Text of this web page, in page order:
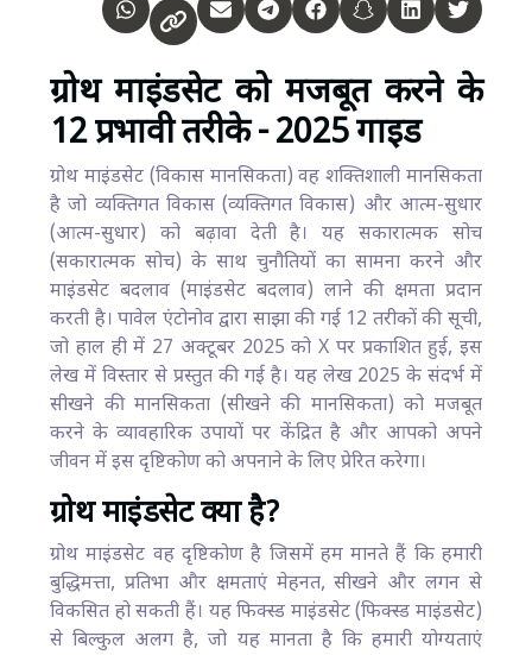
ग्रोथ माइंडसेट को मजबूत करने के
12 प्रभावी तरीके - 2025 गाइड
ग्रोथ माइंडसेट (विकास मानसिकता) वह शक्तिशाली मानसिकता
है जो व्यक्तिगत विकास (व्यक्तिगत विकास) और आत्म-सुधार
(आत्म-सुधार) को बढ़ावा देती है। यह सकारात्मक सोच
(सकारात्मक सोच) के साथ चुनौतियों का सामना करने और
माइंडसेट बदलाव (माइंडसेट बदलाव) लाने की क्षमता प्रदान
करती है। पावेल एंटोनोव द्वारा साझा की गई 12 तरीकों की सूची,
जो हाल ही में 27 अक्टूबर 2025 को X पर प्रकाशित हुई, इस
लेख में विस्तार से प्रस्तुत की गई है। यह लेख 2025 के संदर्भ में
सीखने की मानसिकता (सीखने की मानसिकता) को मजबूत
करने के व्यावहारिक उपायों पर केंद्रित है और आपको अपने
जीवन में इस दृष्टिकोण को अपनाने के लिए प्रेरित करेगा।
ग्रोथ माइंडसेट क्या है?
ग्रोथ माइंडसेट वह दृष्टिकोण है जिसमें हम मानते हैं कि हमारी
बुद्धिमत्ता, प्रतिभा और क्षमताएं मेहनत, सीखने और लगन से
विकसित हो सकती हैं। यह फिक्स्ड माइंडसेट (फिक्स्ड माइंडसेट)
से बिल्कुल अलग है, जो यह मानता है कि हमारी योग्यताएं